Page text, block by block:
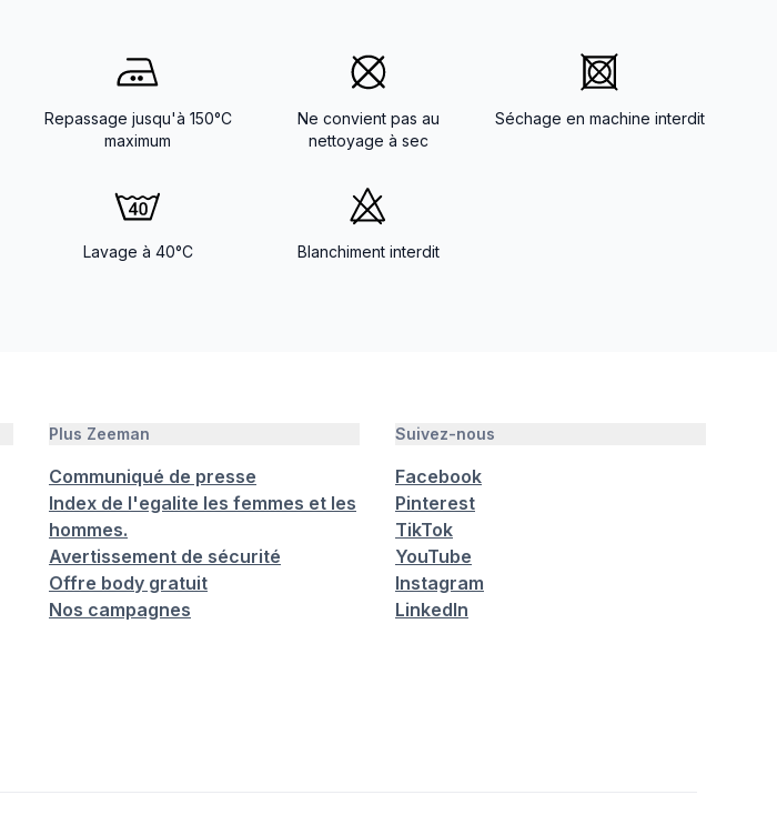
Repassage jusqu'à 150°C
maximum
Ne convient pas au
nettoyage à sec
Séchage en machine interdit
Lavage à 40°C Blanchiment interdit
Plus Zeeman
Communiqué de presse
Index de l'egalite les femmes et les
hommes.
Avertissement de sécurité
Offre body gratuit
Nos campagnes
Suivez-nous
Facebook
Pinterest
TikTok
YouTube
Instagram
LinkedIn